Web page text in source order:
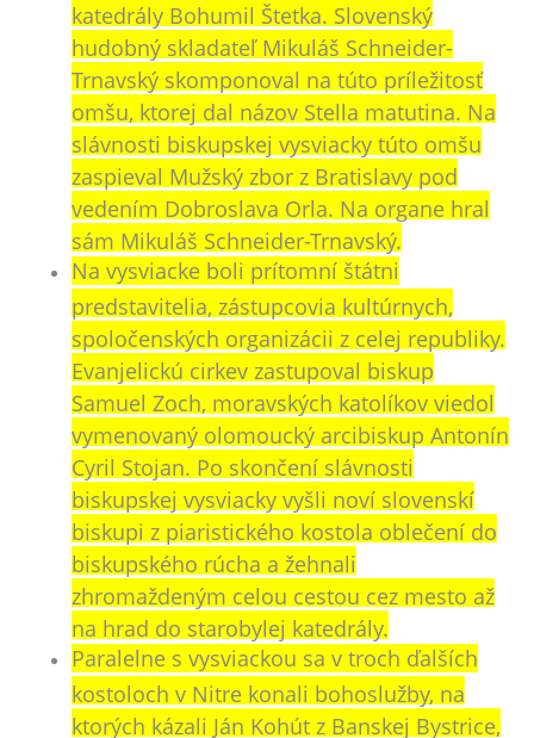
katedrály Bohumil Štetka. Slovenský
hudobný skladateľ Mikuláš Schneider-
Trnavský skomponoval na túto príležitosť
omšu, ktorej dal názov Stella matutina. Na
slávnosti biskupskej vysviacky túto omšu
zaspieval Mužský zbor z Bratislavy pod
vedením Dobroslava Orla. Na organe hral
sám Mikuláš Schneider-Trnavský.
Na vysviacke boli prítomní štátni
predstavitelia, zástupcovia kultúrnych,
spoločenských organizácii z celej republiky.
Evanjelickú cirkev zastupoval biskup
Samuel Zoch, moravských katolíkov viedol
vymenovaný olomoucký arcibiskup Antonín
Cyril Stojan. Po skončení slávnosti
biskupskej vysviacky vyšli noví slovenskí
biskupi z piaristického kostola oblečení do
biskupského rúcha a žehnali
zhromaždeným celou cestou cez mesto až
na hrad do starobylej katedrály.
Paralelne s vysviackou sa v troch ďalších
kostoloch v Nitre konali bohoslužby, na
ktorých kázali Ján Kohút z Banskej Bystrice,